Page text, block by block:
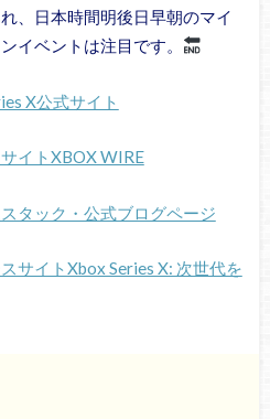
、日本時間明後日早朝のマイ
イベントは注目です。
X公式サイト
イトXBOX WIRE
タック・公式ブログページ
サイトXbox Series X: 次世代を